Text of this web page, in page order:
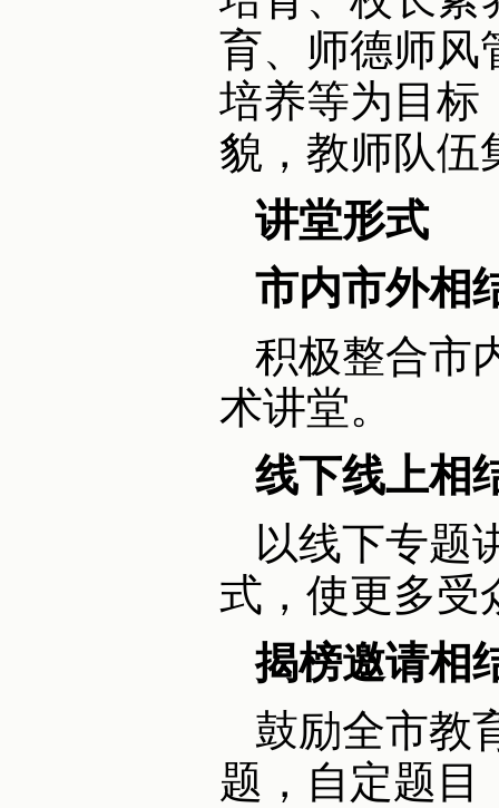
育、师德师风
培养等为目标
貌，教师队伍
讲堂形式
市内市外相
积极整合市
术讲堂。
线下线上相
以线下专题
式，使更多受
揭榜邀请相
鼓励全市教
题，自定题目